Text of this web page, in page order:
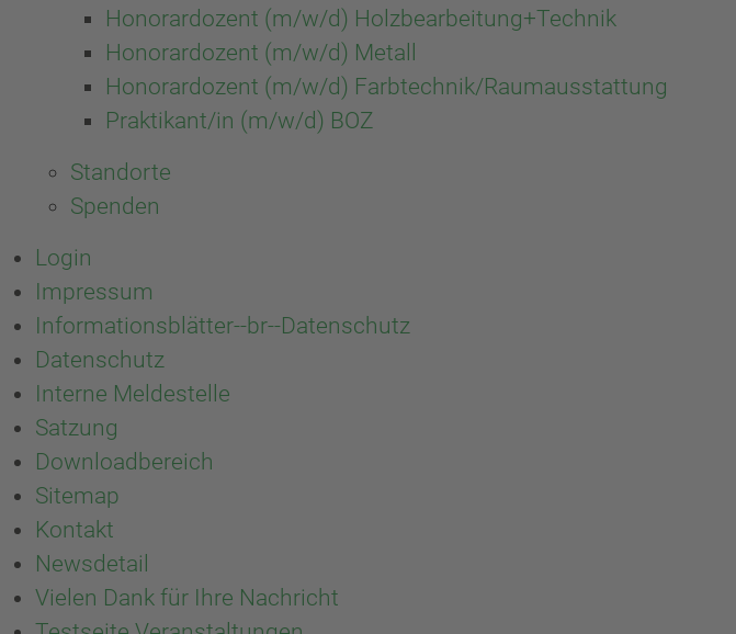
Honorardozent (m/w/d) Holzbearbeitung+Technik
Honorardozent (m/w/d) Metall
Honorardozent (m/w/d) Farbtechnik/Raumausstattung
Praktikant/in (m/w/d) BOZ
Standorte
Spenden
Login
Impressum
Informationsblätter--br--Datenschutz
Datenschutz
Interne Meldestelle
Satzung
Downloadbereich
Sitemap
Kontakt
Newsdetail
Vielen Dank für Ihre Nachricht